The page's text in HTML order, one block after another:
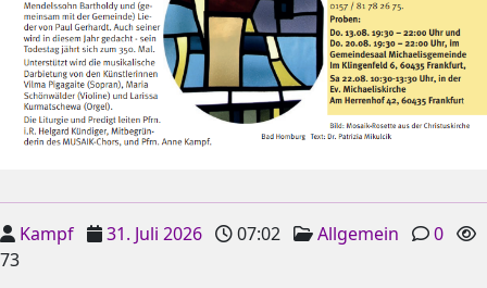
Kampf 31. Juli 2026 07:02 Allgemein
0
73